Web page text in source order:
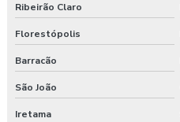
Ribeirão Claro
Florestópolis
Barracão
São João
Iretama